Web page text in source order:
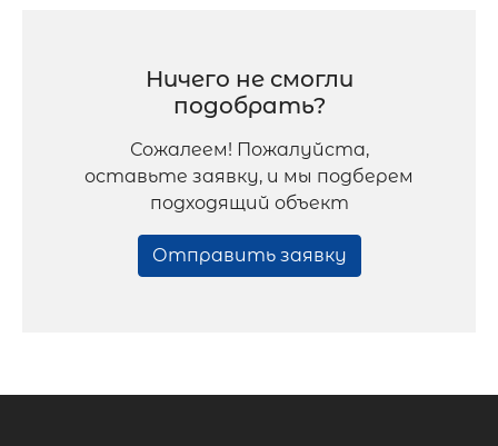
Ничего не смогли
подобрать?
Сожалеем! Пожалуйста,
оставьте заявку, и мы подберем
подходящий объект
Отправить заявку